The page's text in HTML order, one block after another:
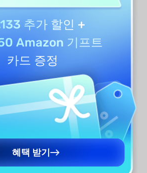
PDF Batch PDF
OCR PDF
추가 할인 +
Amazon 기프트
카드 증정
혜택 받기